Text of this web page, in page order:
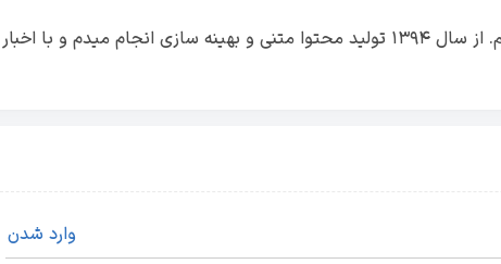
سیاوش متخصص دیجیتال مارکتینگ هستم. از سال ۱۳۹۴ تولید محتوا متنی و بهینه سازی انجام میدم و با اخبار
وارد شدن